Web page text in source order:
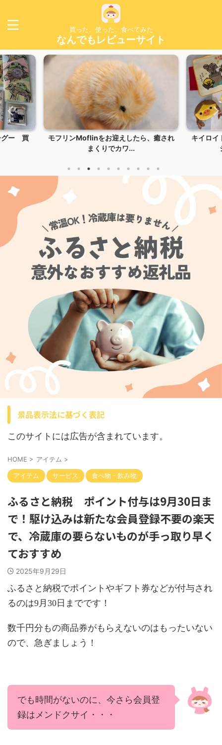
買った、使った、食べてみた
なんでもレビューサイト
グー 買
モフリンMoflinをお迎えしたら、癒され
まくりでカワ...
キイロ
景品表示法に基づく表記
このサイトには広告が含まれています。
HOME > アイテム >
アイテム サービス 食べ物・飲み物
ふるさと納税 ポイント付与は9月30日ま
で！駆け込みは新たな会員登録不要の楽天
で、冷蔵庫の要らないものが手っ取り早く
ておすすめ
2025年9月29日
ふるさと納税でポイントやギフト券などが付与され
るのは9月30日までです！
数千円分もの商品券がもらえないのはもったいない
ので、急ぎましょう！
でも時間がないのに、今さら会員登
録はメンドクサイ・・・